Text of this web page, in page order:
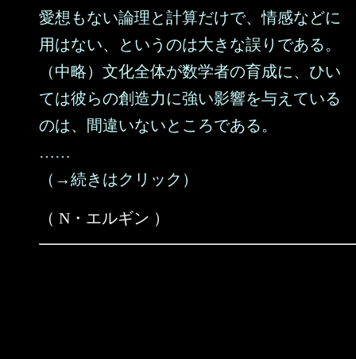
愛想もない論理と計算だけで、情感などに
用はない、というのは大きな誤りである。
（中略）文化全体が数学者の育成に、ひい
ては彼らの創造力に強い影響を与えている
のは、間違いないところである。
……
（→続きはクリック）
（ N・エルギン ）